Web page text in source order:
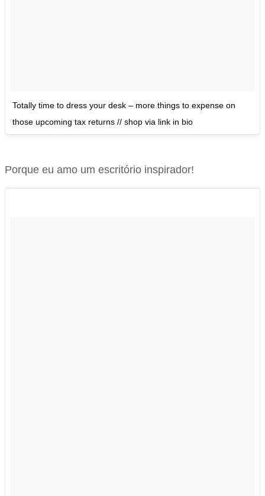
Totally time to dress your desk – more things to expense on
those upcoming tax returns // shop via link in bio
Porque eu amo um escritório inspirador!